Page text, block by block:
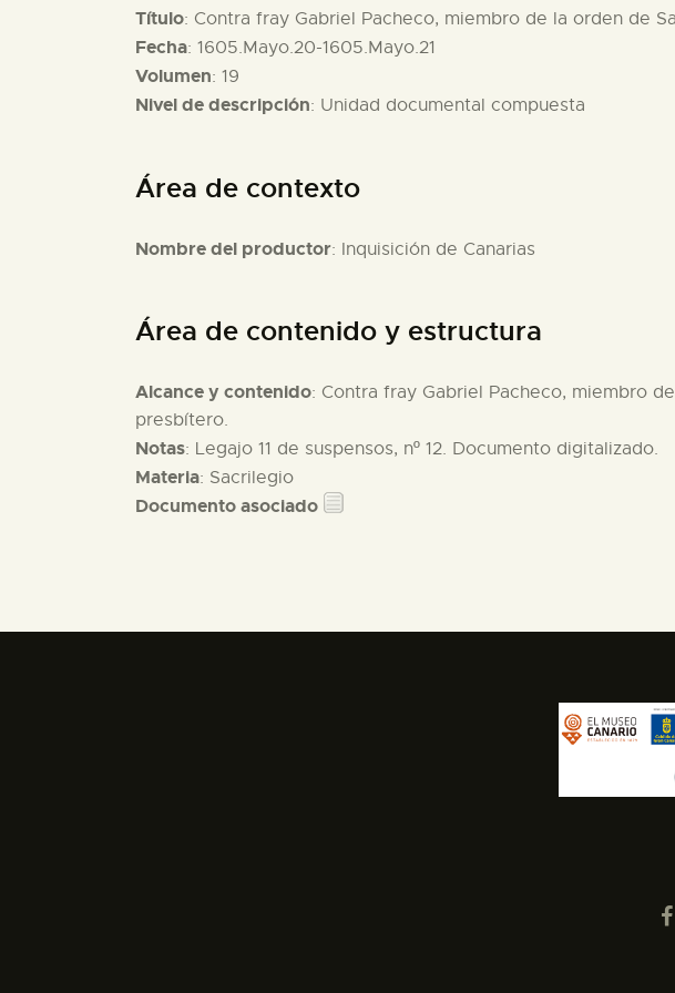
Título: Contra fray Gabriel Pacheco, miembro de la orden de
Fecha: 1605.Mayo.20-1605.Mayo.21
Volumen: 19
Nivel de descripción: Unidad documental compuesta
Área de contexto
Nombre del productor: Inquisición de Canarias
Área de contenido y estructura
Alcance y contenido: Contra fray Gabriel Pacheco, miembro
presbítero.
Notas: Legajo 11 de suspensos, nº 12. Documento digitalizado.
Materia: Sacrilegio
Documento asociado